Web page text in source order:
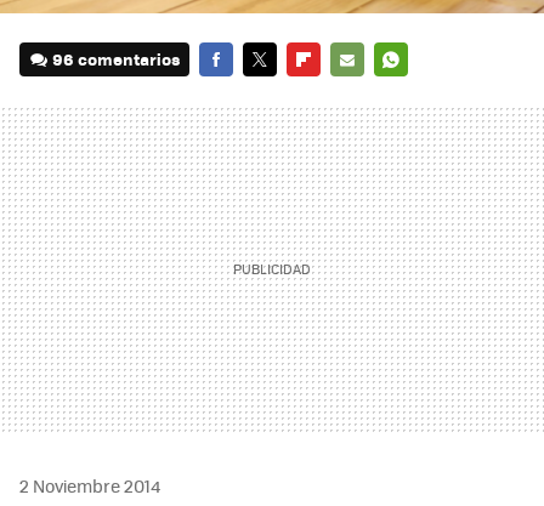
96 comentarios
MAIL
2 Noviembre 2014